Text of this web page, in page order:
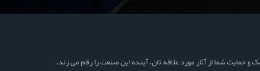
حمایت شما از آثار مورد علاقه تان، آینده این صنعت را رقم می زند.